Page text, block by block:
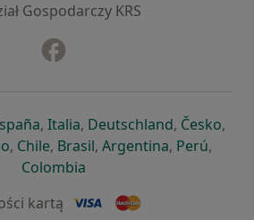
Gospodarczy KRS
nowej karcie
się w nowej karcie
otwiera się w nowej karcie
, Italiaotwiera się w nowej
, Deutschlandotwiera się
, Česko,
się w nowej karcie
otwiera się w nowej karcie
, Chileotwiera się w nowej karcie
, Brasilotwiera się w nowej
, Argentinaotwiera się
, Perú,
Colombia
kartą